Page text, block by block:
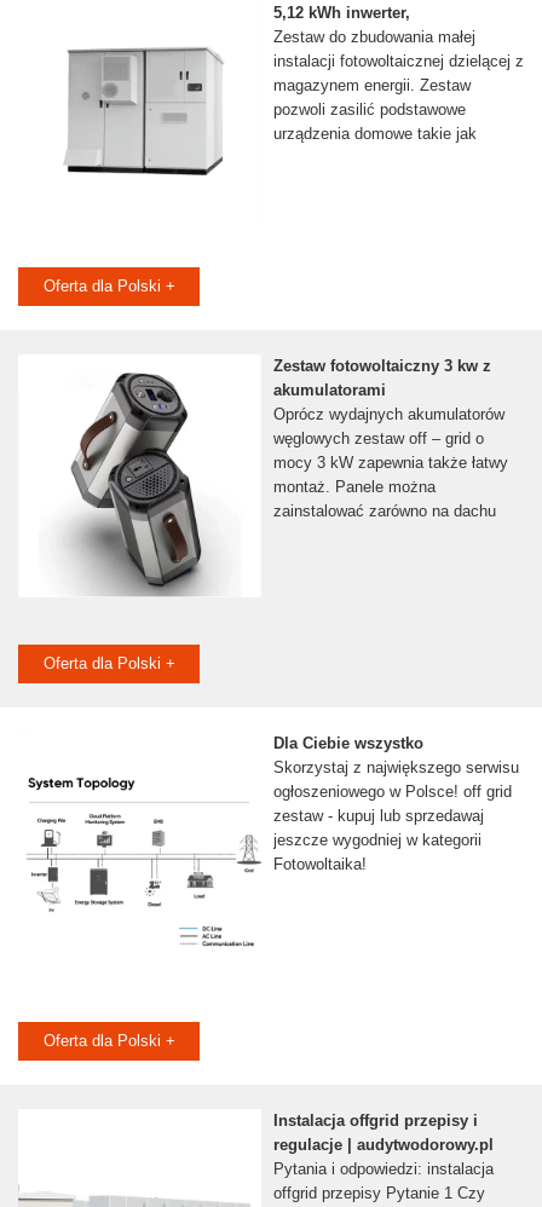
5,12 kWh inwerter,
Zestaw do zbudowania małej
instalacji fotowoltaicznej dzielącej z
magazynem energii. Zestaw
pozwoli zasilić podstawowe
urządzenia domowe takie jak
Oferta dla Polski +
Zestaw fotowoltaiczny 3 kw z
akumulatorami
Oprócz wydajnych akumulatorów
węglowych zestaw off – grid o
mocy 3 kW zapewnia także łatwy
montaż. Panele można
zainstalować zarówno na dachu
Oferta dla Polski +
Dla Ciebie wszystko
Skorzystaj z największego serwisu
ogłoszeniowego w Polsce! off grid
zestaw - kupuj lub sprzedawaj
jeszcze wygodniej w kategorii
Fotowoltaika!
Oferta dla Polski +
Instalacja offgrid przepisy i
regulacje | audytwodorowy.pl
Pytania i odpowiedzi: instalacja
offgrid przepisy Pytanie 1 Czy